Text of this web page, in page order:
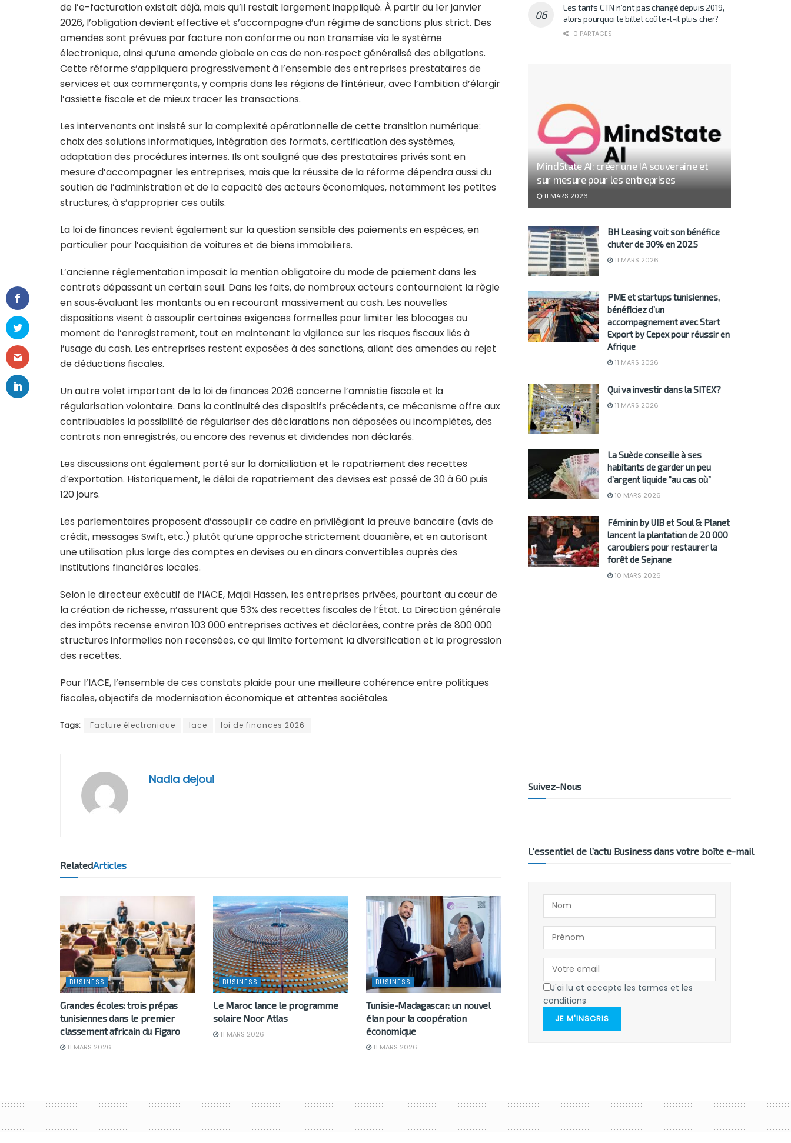
de l’e-facturation existait déjà, mais qu’il restait largement inappliqué. À partir du 1er janvier
2026, l’obligation devient effective et s’accompagne d’un régime de sanctions plus strict. Des
amendes sont prévues par facture non conforme ou non transmise via le système
électronique, ainsi qu’une amende globale en cas de non‑respect généralisé des obligations.
Cette réforme s’appliquera progressivement à l’ensemble des entreprises prestataires de
services et aux commerçants, y compris dans les régions de l’intérieur, avec l’ambition d’élargir
l’assiette fiscale et de mieux tracer les transactions.
Les intervenants ont insisté sur la complexité opérationnelle de cette transition numérique:
choix des solutions informatiques, intégration des formats, certification des systèmes,
adaptation des procédures internes. Ils ont souligné que des prestataires privés sont en
mesure d’accompagner les entreprises, mais que la réussite de la réforme dépendra aussi du
soutien de l’administration et de la capacité des acteurs économiques, notamment les petites
structures, à s’approprier ces outils.
La loi de finances revient également sur la question sensible des paiements en espèces, en
particulier pour l’acquisition de voitures et de biens immobiliers.
L’ancienne réglementation imposait la mention obligatoire du mode de paiement dans les
contrats dépassant un certain seuil. Dans les faits, de nombreux acteurs contournaient la règle
en sous‑évaluant les montants ou en recourant massivement au cash. Les nouvelles
dispositions visent à assouplir certaines exigences formelles pour limiter les blocages au
moment de l’enregistrement, tout en maintenant la vigilance sur les risques fiscaux liés à
l’usage du cash. Les entreprises restent exposées à des sanctions, allant des amendes au rejet
de déductions fiscales.
Un autre volet important de la loi de finances 2026 concerne l’amnistie fiscale et la
régularisation volontaire. Dans la continuité des dispositifs précédents, ce mécanisme offre aux
contribuables la possibilité de régulariser des déclarations non déposées ou incomplètes, des
contrats non enregistrés, ou encore des revenus et dividendes non déclarés.
Les discussions ont également porté sur la domiciliation et le rapatriement des recettes
d’exportation. Historiquement, le délai de rapatriement des devises est passé de 30 à 60 puis
120 jours.
Les parlementaires proposent d’assouplir ce cadre en privilégiant la preuve bancaire (avis de
crédit, messages Swift, etc.) plutôt qu’une approche strictement douanière, et en autorisant
une utilisation plus large des comptes en devises ou en dinars convertibles auprès des
institutions financières locales.
Selon le directeur exécutif de l’IACE, Majdi Hassen, les entreprises privées, pourtant au cœur de
la création de richesse, n’assurent que 53% des recettes fiscales de l’État. La Direction générale
des impôts recense environ 103 000 entreprises actives et déclarées, contre près de 800 000
structures informelles non recensées, ce qui limite fortement la diversification et la progression
des recettes.
Pour l’IACE, l’ensemble de ces constats plaide pour une meilleure cohérence entre politiques
fiscales, objectifs de modernisation économique et attentes sociétales.
Tags: Facture électronique Iace loi de finances 2026
Nadia dejoui
RelatedArticles
BUSINESS
Grandes écoles: trois prépas
tunisiennes dans le premier
classement africain du Figaro
11 MARS 2026
BUSINESS
Le Maroc lance le programme
solaire Noor Atlas
11 MARS 2026
BUSINESS
Tunisie-Madagascar: un nouvel
élan pour la coopération
économique
11 MARS 2026
Les tarifs CTN n’ont pas changé depuis 2019,
alors pourquoi le billet coûte-t-il plus cher?
0 PARTAGES
MindState AI: créer une IA souveraine et
sur mesure pour les entreprises
11 MARS 2026
BH Leasing voit son bénéfice
chuter de 30% en 2025
11 MARS 2026
PME et startups tunisiennes,
bénéficiez d’un
accompagnement avec Start
Export by Cepex pour réussir en
Afrique
11 MARS 2026
Qui va investir dans la SITEX?
11 MARS 2026
La Suède conseille à ses
habitants de garder un peu
d’argent liquide “au cas où”
10 MARS 2026
Féminin by UIB et Soul & Planet
lancent la plantation de 20 000
caroubiers pour restaurer la
forêt de Sejnane
10 MARS 2026
Suivez-Nous
L’essentiel de l’actu Business dans votre boîte e-mail
J'ai lu et accepte les termes et les
conditions
JE M'INSCRIS